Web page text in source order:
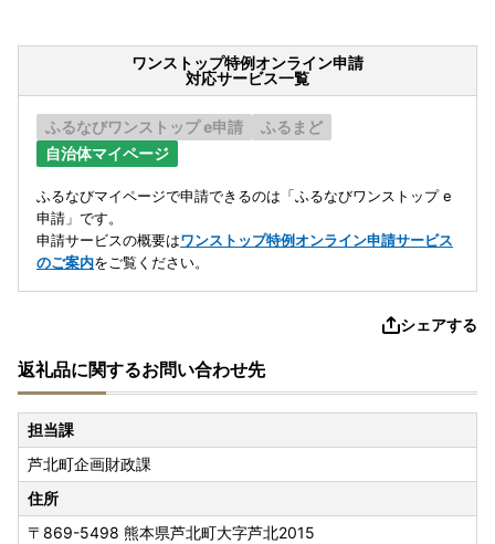
ワンストップ特例オンライン申請
対応サービス一覧
ふるなびワンストップ e申請
ふるまど
自治体マイページ
ふるなびマイページで申請できるのは「ふるなびワンストップ e
申請」です。
申請サービスの概要はワンストップ特例オンライン申請サービス
のご案内をご覧ください。
シェアする
返礼品に関するお問い合わせ先
担当課
芦北町企画財政課
住所
〒869-5498 熊本県芦北町大字芦北2015